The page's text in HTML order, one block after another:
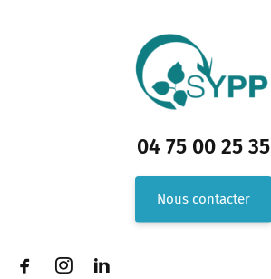
04 75 00 25 35
Nous contacter